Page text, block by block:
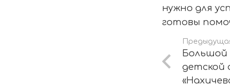
нужно для
готовы
детской